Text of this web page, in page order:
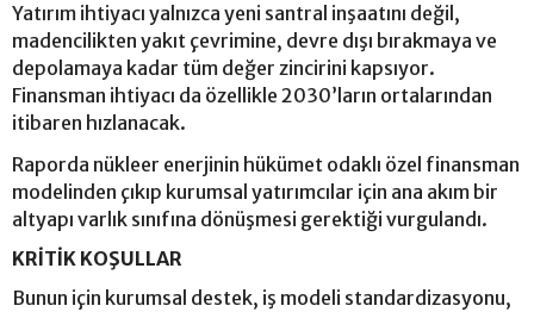
Yatırım ihtiyacı yalnızca yeni santral inşaatını değil,
madencilikten yakıt çevrimine, devre dışı bırakmaya ve
depolamaya kadar tüm değer zincirini kapsıyor.
Finansman ihtiyacı da özellikle 2030’ların ortalarından
itibaren hızlanacak.
Raporda nükleer enerjinin hükümet odaklı özel finansman
modelinden çıkıp kurumsal yatırımcılar için ana akım bir
altyapı varlık sınıfına dönüşmesi gerektiği vurgulandı.
KRİTİK KOŞULLAR
Bunun için kurumsal destek, iş modeli standardizasyonu,